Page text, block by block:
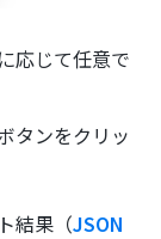
応じて任意で
タンをクリッ
結果（JSON